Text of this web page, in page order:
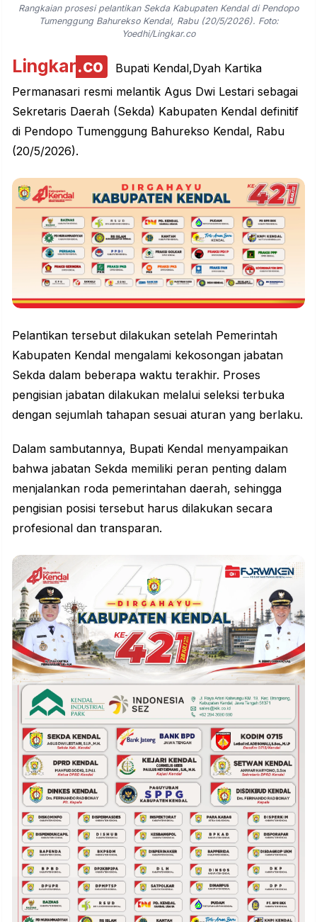
Rangkaian prosesi pelantikan Sekda Kabupaten Kendal di Pendopo
Tumenggung Bahurekso Kendal, Rabu (20/5/2026). Foto:
Yoedhi/Lingkar.co
Lingkar.co
Bupati Kendal,Dyah Kartika
Permanasari resmi melantik Agus Dwi Lestari sebagai
Sekretaris Daerah (Sekda) Kabupaten Kendal definitif
di Pendopo Tumenggung Bahurekso Kendal, Rabu
(20/5/2026).
Pelantikan tersebut dilakukan setelah Pemerintah
Kabupaten Kendal mengalami kekosongan jabatan
Sekda dalam beberapa waktu terakhir. Proses
pengisian jabatan dilakukan melalui seleksi terbuka
dengan sejumlah tahapan sesuai aturan yang berlaku.
Dalam sambutannya, Bupati Kendal menyampaikan
bahwa jabatan Sekda memiliki peran penting dalam
menjalankan roda pemerintahan daerah, sehingga
pengisian posisi tersebut harus dilakukan secara
profesional dan transparan.